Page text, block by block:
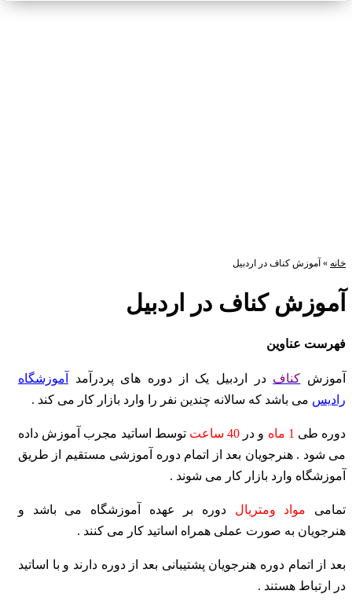
خانه » آموزش کناف در اردبیل
آموزش کناف در اردبیل
فهرست عناوین
آموزش کناف در اردبیل یک از دوره های پردرآمد
آموزشگاه
رادیس می باشد که سالانه چندین نفر را وارد بازار کار می کند .
دوره طی 1 ماه و در
توسط اساتید مجرب آموزش داده
می شود . هنرجویان بعد از اتمام دوره آموزشی مستقیم از طریق
آموزشگاه وارد بازار کار می شوند .
تمامی مواد ومتریال
دوره بر عهده آموزشگاه می باشد و
هنرجویان به صورت عملی همراه اساتید کار می کنند .
بعد از اتمام دوره هنرجویان پشتیبانی بعد از دوره دارند و با اساتید
در ارتباط هستند .